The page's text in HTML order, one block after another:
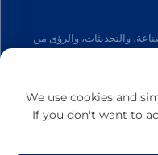
والتحديثات، والرؤى من
اشترك
We use cookies and
If you don't want to